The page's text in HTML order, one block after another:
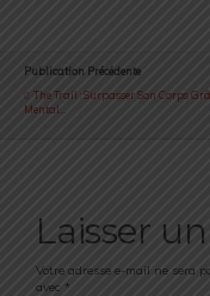
Publication Précédente
The Trail : Surpasser Son Corps
Mental…
Laisser
Votre adresse e-mail ne sera
avec *